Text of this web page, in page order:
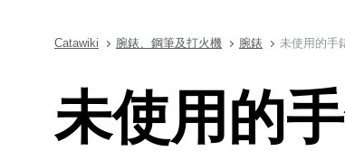
Catawiki 腕錶、鋼筆及打火機 腕錶 未使用的手
未使用的